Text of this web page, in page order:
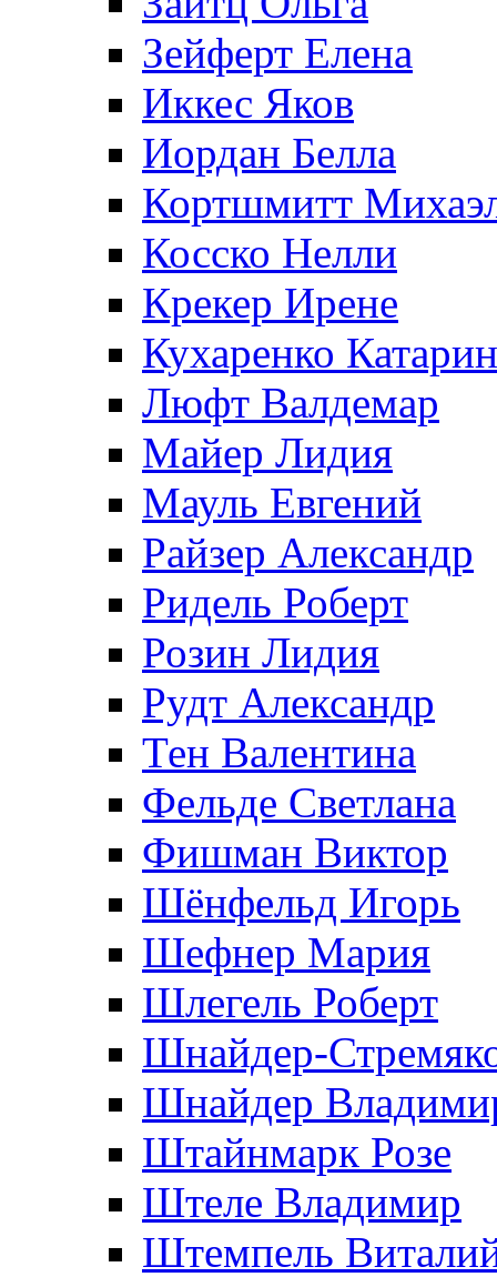
Зейферт Елена
Иккес Яков
Иордан Белла
Кортшмитт
Косско Нелли
Крекер Ирене
Кухаренко
Люфт Валдемaр
Майер Лидия
Мауль Евгений
Райзер Александр
Ридель Роберт
Розин Лидия
Рудт Александр
Тен Валентина
Фельде Светлана
Фишман Виктор
Шёнфельд Игорь
Шефнер Мария
Шлегель Роберт
Шнайдер-
Шнайдер
Штайнмарк Розe
Штеле Владимир
Штемпель